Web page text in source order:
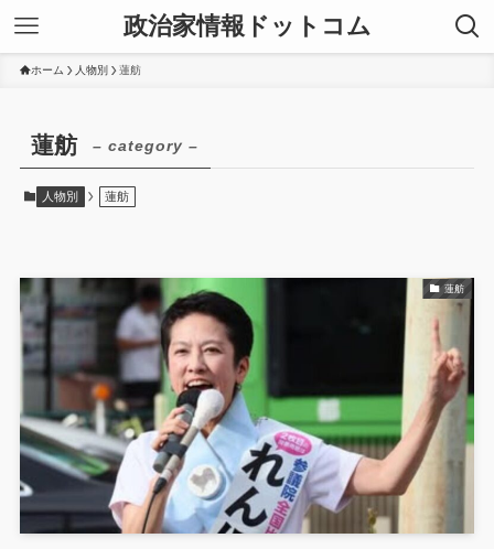
政治家情報ドットコム
ホーム 人物別 蓮舫
蓮舫 – category –
人物別 蓮舫
蓮舫